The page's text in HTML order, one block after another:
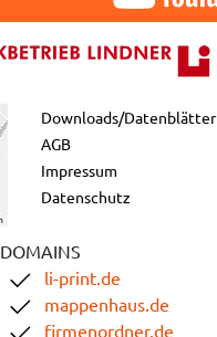
Downloads/Datenblätter
AGB
Impressum
Datenschutz
DOMAINS
li-print.de
mappenhaus.de
firmenordner.de